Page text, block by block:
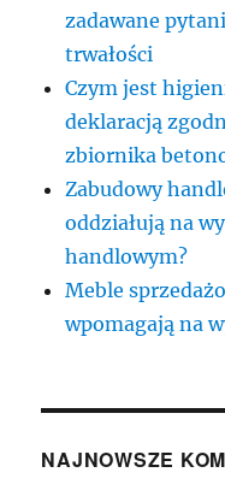
zadawane
trwałości
Czym jest
deklaracją
zbiornika
Zabudowy
oddziałują na
handlowym?
Meble
wpomagają na
NAJNOWSZE